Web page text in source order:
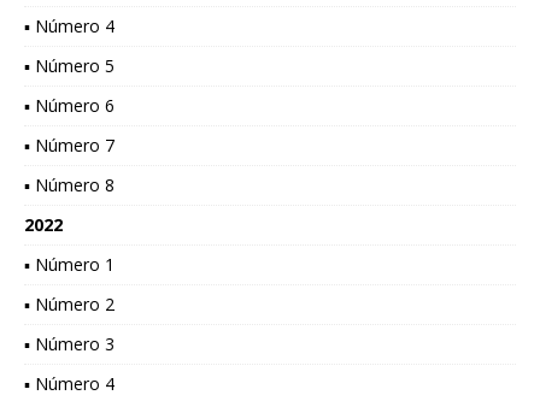
▪ Número 4
▪ Número 5
▪ Número 6
▪ Número 7
▪ Número 8
2022
▪ Número 1
▪ Número 2
▪ Número 3
▪ Número 4